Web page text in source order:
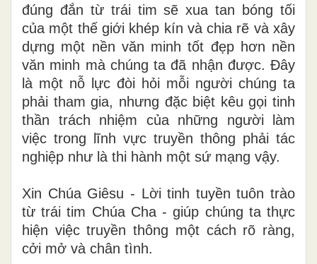
đúng đắn từ trái tim sẽ xua tan bóng tối
của một thế giới khép kín và chia rẽ và xây
dựng một nền văn minh tốt đẹp hơn nền
văn minh mà chúng ta đã nhận được. Đây
là một nỗ lực đòi hỏi mỗi người chúng ta
phải tham gia, nhưng đặc biệt kêu gọi tinh
thần trách nhiệm của những người làm
việc trong lĩnh vực truyền thông phải tác
nghiệp như là thi hành một sứ mạng vậy.
Xin Chúa Giêsu - Lời tinh tuyền tuôn trào
từ trái tim Chúa Cha - giúp chúng ta thực
hiện việc truyền thông một cách rõ ràng,
cởi mở và chân tình.